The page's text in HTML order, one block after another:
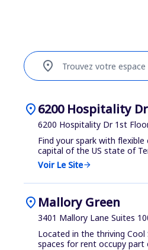
Trouvez votre
location_on
location_on6200 Hospitality Dr
6200 Hospitality Dr 1st
Find your spark with
capital of the US state of
Voir Le Sitearrow_forward
location_on Mallory Green
3401 Mallory Lane Suites
Located in the thriving
spaces for rent occupy